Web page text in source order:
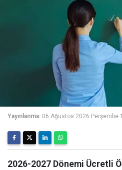
Yayınlanma: 06 Ağustos 2026 Perşembe
2026-2027 Dönemi Ücretli